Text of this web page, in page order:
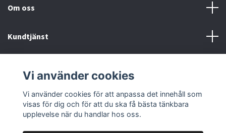
Om oss
Kundtjänst
Sociala medier
Vi använder cookies
Vi använder cookies för att anpassa det innehåll som
visas för dig och för att du ska få bästa tänkbara
upplevelse när du handlar hos oss.